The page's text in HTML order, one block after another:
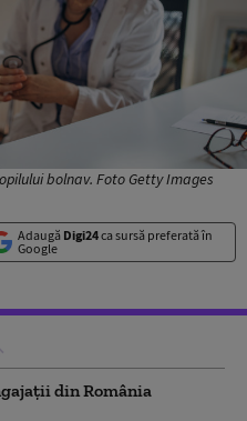
bolnav. Foto Getty Images
Adaugă Digi24ca sursă preferată în
Google
din România